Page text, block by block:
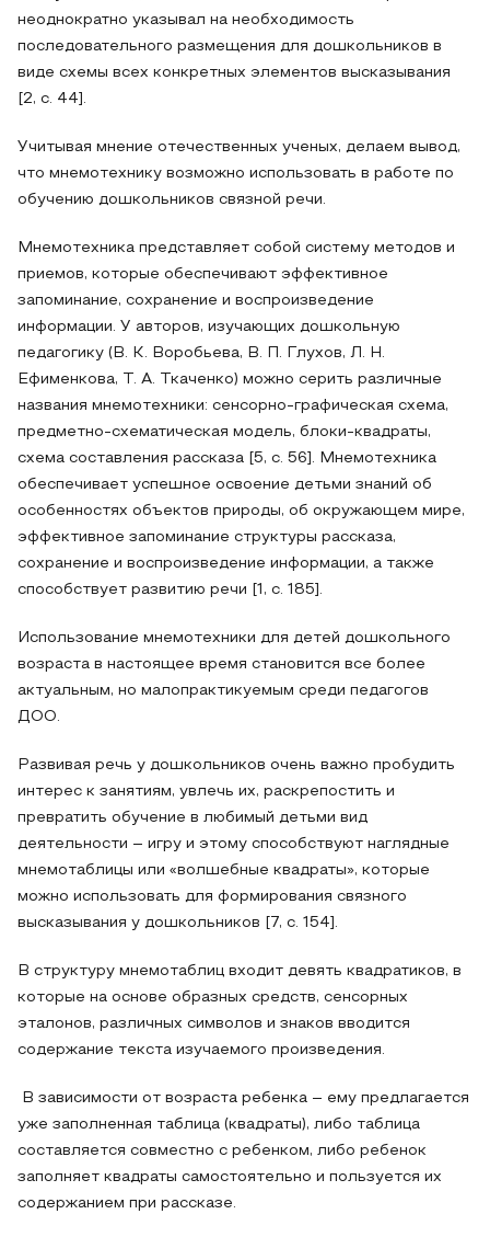
неоднократно указывал на необходимость
последовательного размещения для дошкольников в
виде схемы всех конкретных элементов высказывания
[2, с. 44].
Учитывая мнение отечественных ученых, делаем вывод,
что мнемотехнику возможно использовать в работе по
обучению дошкольников связной речи.
Мнемотехника представляет собой систему методов и
приемов, которые обеспечивают эффективное
запоминание, сохранение и воспроизведение
информации. У авторов, изучающих дошкольную
педагогику (В. К. Воробьева, В. П. Глухов, Л. Н.
Ефименкова, Т. А. Ткаченко) можно серить различные
названия мнемотехники: сенсорно-графическая схема,
предметно-схематическая модель, блоки-квадраты,
схема составления рассказа [5, с. 56]. Мнемотехника
обеспечивает успешное освоение детьми знаний об
особенностях объектов природы, об окружающем мире,
эффективное запоминание структуры рассказа,
сохранение и воспроизведение информации, а также
способствует развитию речи [1, с. 185].
Использование мнемотехники для детей дошкольного
возраста в настоящее время становится все более
актуальным, но малопрактикуемым среди педагогов
ДОО.
Развивая речь у дошкольников очень важно пробудить
интерес к занятиям, увлечь их, раскрепостить и
превратить обучение в любимый детьми вид
деятельности – игру и этому способствуют наглядные
мнемотаблицы или «волшебные квадраты», которые
можно использовать для формирования связного
высказывания у дошкольников [7, с. 154].
В структуру мнемотаблиц входит девять квадратиков, в
которые на основе образных средств, сенсорных
эталонов, различных символов и знаков вводится
содержание текста изучаемого произведения.
В зависимости от возраста ребенка – ему предлагается
уже заполненная таблица (квадраты), либо таблица
составляется совместно с ребенком, либо ребенок
заполняет квадраты самостоятельно и пользуется их
содержанием при рассказе.